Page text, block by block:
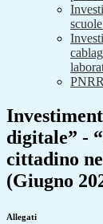
digitale” -
cittadino
(Giugno
Allegati